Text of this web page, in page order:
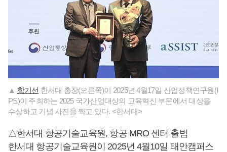
▲ 함기선 한서대 총장(오른쪽)이 2025년 4월17일 산업정책연구원(I
PS)이 주최하는 2025 국가산업대상의 교육혁신 부문에서 대상을
수상하고 기념 사진을 찍고 있다. <한서대>
△한서대 항공기술교육원, 항공 MRO 센터 출범
한서대 항공기술교육원이 2025년 4월10일 태안캠퍼스